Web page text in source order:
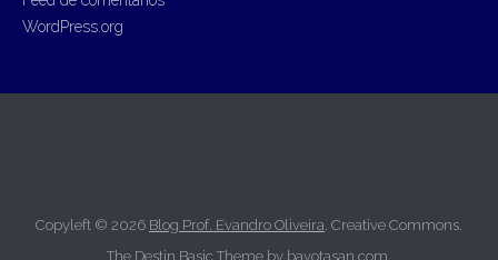
WordPress.org
Copyleft © 2026 Blog Prof. Evandro Oliveira. Creative Commons.
The Destin Basic Theme by bavotasan.com